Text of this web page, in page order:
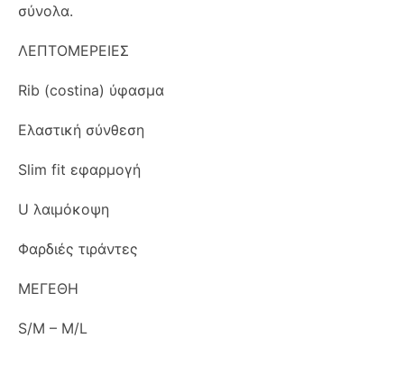
σύνολα.
ΛΕΠΤΟΜΕΡΕΙΕΣ
Rib (costina) ύφασμα
Ελαστική σύνθεση
Slim fit εφαρμογή
U λαιμόκοψη
Φαρδιές τιράντες
ΜΕΓΕΘΗ
S/M – M/L